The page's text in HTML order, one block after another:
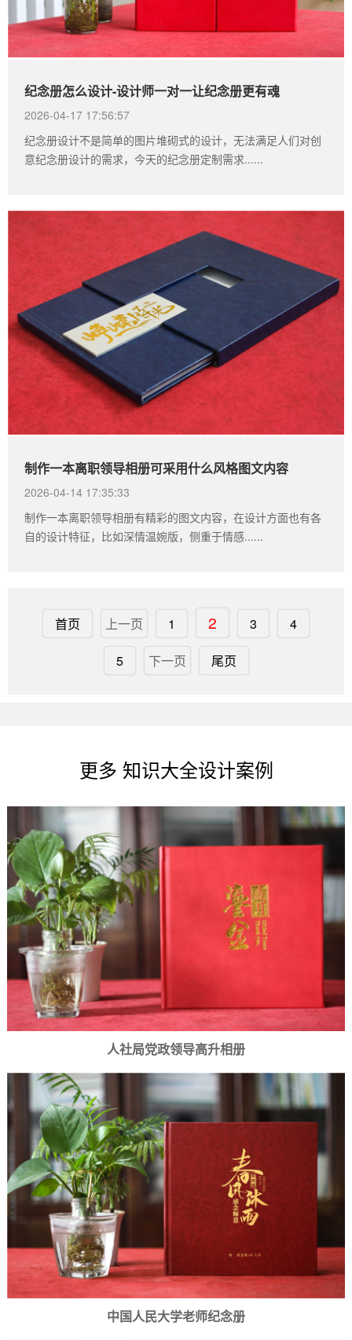
纪念册怎么设计-设计师一对一让纪念册更有魂
2026-04-17 17:56:57
纪念册设计不是简单的图片堆砌式的设计，无法满足人们对创
意纪念册设计的需求，今天的纪念册定制需求......
制作一本离职领导相册可采用什么风格图文内容
2026-04-14 17:35:33
制作一本离职领导相册有精彩的图文内容，在设计方面也有各
自的设计特征，比如深情温婉版，侧重于情感......
首页 上一页 1 2 3 4
5 下一页 尾页
更多 知识大全设计案例
人社局党政领导高升相册
中国人民大学老师纪念册